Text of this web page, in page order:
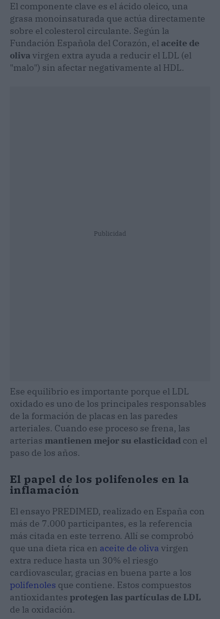
El componente clave es el ácido oleico, una
grasa monoinsaturada que actúa directamente
sobre el colesterol circulante. Según la
Fundación Española del Corazón, el aceite de
oliva virgen extra ayuda a reducir el LDL (el
"malo") sin afectar negativamente al HDL.
Publicidad
Ese equilibrio es importante porque el LDL
oxidado es uno de los principales responsables
de la formación de placas en las paredes
arteriales. Cuando ese proceso se frena, las
arterias mantienen mejor su elasticidad con el
paso de los años.
El papel de los polifenoles en la
inflamación
El ensayo PREDIMED, realizado en España con
más de 7.000 participantes, es la referencia
más citada en este terreno. Allí se comprobó
que una dieta rica en aceite de oliva virgen
extra reduce hasta un 30% el riesgo
cardiovascular, gracias en buena parte a los
polifenoles que contiene. Estos compuestos
antioxidantes protegen las partículas de LDL
de la oxidación.